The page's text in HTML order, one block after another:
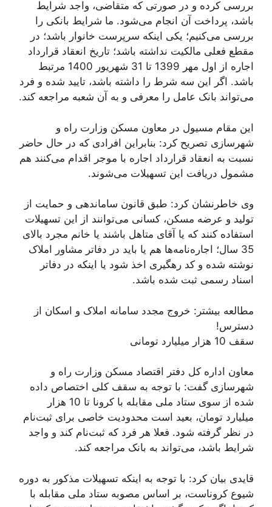
بررسی کرده و در صورتی که متقاضی، واجد شرایط
باشد، پرداخت آن انجام می‌شود. ما شرایط بانکی را
بررسی می‌کنیم؛ یکی اینکه سرپرست خانوار باشد؛ در
مقطع فعلی مالکیت نداشته باشد؛ تاریخ انعقاد قرارداد
اجاره از اول مهر 1399 تا 31 شهریور 1400 مرتبط
باشد. اگر این سه شرط را داشته باشد، تایید شده و فرد
می‌تواند بانک عامل را معرفی و به آن شعبه مراجعه کند.
این مقام مسيول در معاون مسکن وزارت راه و
شهرسازی تصریح کرد: بنابراین افرادی که در حال حاضر
نسبت به انعقاد قرارداد اجاره با موجر اقدام می‌کنند هم
مشمول دریافت این تسهیلات می‌شوند.
وی خاطرنشان کرد: طبق قانون ساماندهی و حمایت از
تولید و عرضه مسکن، کسانی می‌توانند از این تسهیلات
استفاده کنند که یا آقای متاهل باشند یا خانم مجرد بالای
35 سال؛ اجاره‌نامه‌ها هم یا باید در دفاتر مشاور املاک
نوشته شده و کد رهگیری اخذ شود یا اینکه در دفاتر
اسناد رسمی ثبت شده باشد.
مطالعه بیشتر: خروج مجدد سامانه املاک و اسکان از
دسترس!
سقف 10 هزار میلیارد تومانی
معاون اداره کل دفتر اقتصاد مسکن وزارت راه و
شهرسازی گفت: با توجه به سقف کلی اختصاص داده
شده از سوی ستاد ملی مقابله با کرونا تا 10 هزار
میلیارد تومان، بعید است محدودیت خاصی برای ثبت‌نام
در نظر گرفته شود. فعلا هر فرد که ثبت‌نام کند و واجد
شرایط باشد، می‌تواند به بانک مراجعه کند.
قايدی بیان کرد: با توجه به اینکه تسهیلات مذکور به دوره
شیوع کروناست، بر اساس مصوبه ستاد ملی مقابله با